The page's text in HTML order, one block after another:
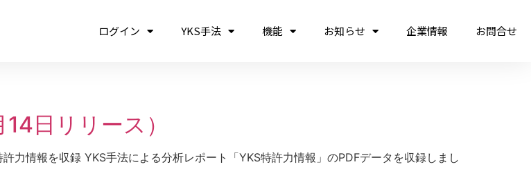
ログイン YKS手法 機能 お知らせ 企業情報 お問合せ
日リリース）
力情報を収録 YKS手法による分析レポート「YKS特許力情報」のPDFデータを収録しまし